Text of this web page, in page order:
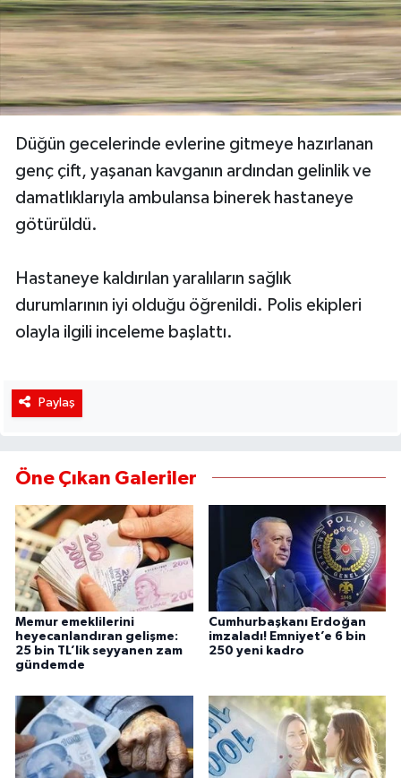
Düğün gecelerinde evlerine gitmeye hazırlanan
genç çift, yaşanan kavganın ardından gelinlik ve
damatlıklarıyla ambulansa binerek hastaneye
götürüldü.
Hastaneye kaldırılan yaralıların sağlık
durumlarının iyi olduğu öğrenildi. Polis ekipleri
olayla ilgili inceleme başlattı.
Paylaş
Öne Çıkan Galeriler
Memur emeklilerini
heyecanlandıran gelişme:
25 bin TL’lik seyyanen zam
gündemde
Cumhurbaşkanı Erdoğan
imzaladı! Emniyet’e 6 bin
250 yeni kadro